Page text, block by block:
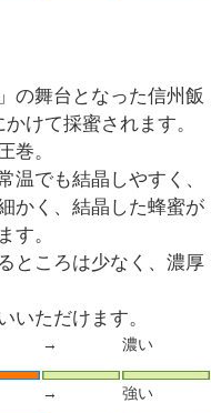
の舞台となった信州飯
けて採蜜されます。
巻。
温でも結晶しやすく、
かく、結晶した蜂蜜が
す。
ところは少なく、濃厚
いただけます。
→ 濃い
→ 強い